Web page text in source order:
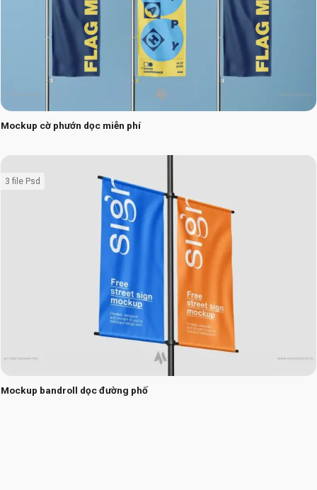
Mockup cờ phướn dọc miễn phí
Mockup bandroll dọc đường phố
3 file Psd